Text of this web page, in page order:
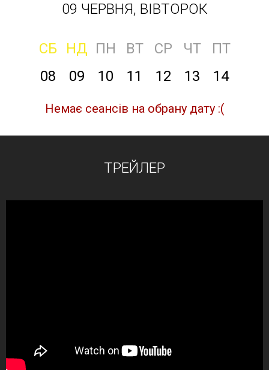
09 ЧЕРВНЯ, ВІВТОРОК
СБ НД ПН ВТ СР ЧТ
ПТ
08
09 10 11 12 13 14
Немає сеансів на обрану дату :(
ТРЕЙЛЕР